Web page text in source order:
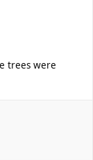
trees were